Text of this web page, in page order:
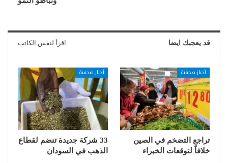
قد يعجبك ايضا اقرأ لنفس الكاتب
أخبار صحفية
تراجع التضخم في الصين
خلافاً لتوقعات الخبراء
أخبار صحفية
33 شركة جديدة تنضم لقطاع
الذهب في السودان